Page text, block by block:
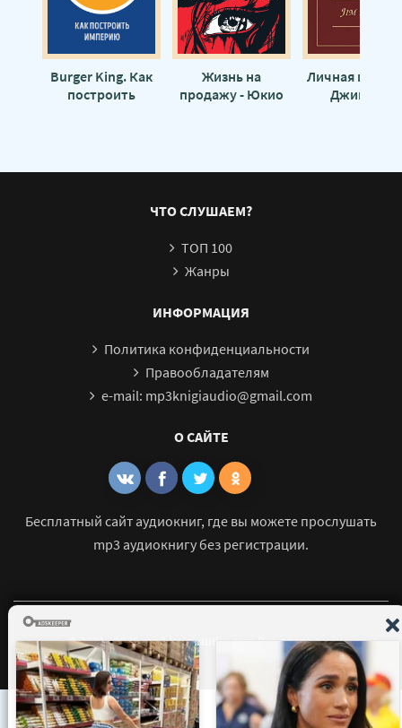
Burger King. Как
построить
Жизнь на
продажу - Юкио
Личная
Джим Рон
ЧТО СЛУШАЕМ?
ТОП 100
Жанры
ИНФОРМАЦИЯ
Политика конфиденциальности
Правообладателям
e-mail: mp3knigiaudio@gmail.com
О САЙТЕ
Бесплатный сайт аудиокниг, где вы можете прослушать
mp3 аудиокнигу без регистрации.
© 2021 - 2026 mp3-knigi-audio.com Все права защищены